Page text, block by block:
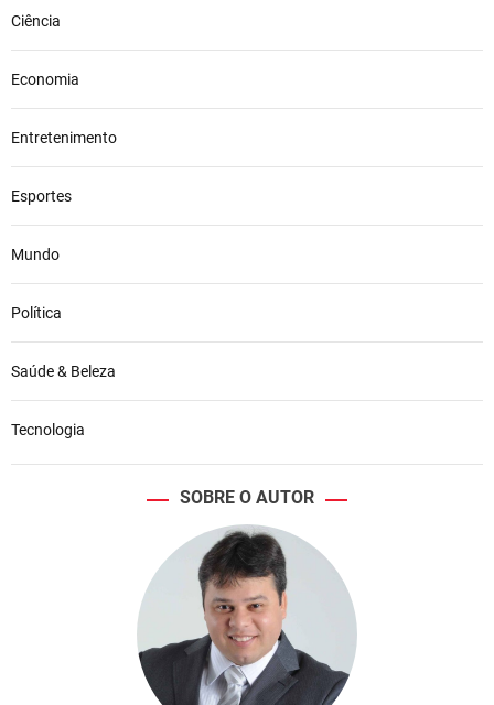
Ciência
Economia
Entretenimento
Esportes
Mundo
Política
Saúde & Beleza
Tecnologia
SOBRE O AUTOR